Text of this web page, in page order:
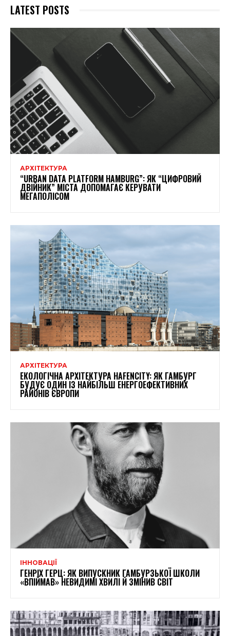
LATEST POSTS
АРХІТЕКТУРА
“URBAN DATA PLATFORM HAMBURG”: ЯК “ЦИФРОВИЙ
ДВІЙНИК” МІСТА ДОПОМАГАЄ КЕРУВАТИ
МЕГАПОЛІСОМ
АРХІТЕКТУРА
ЕКОЛОГІЧНА АРХІТЕКТУРА HAFENCITY: ЯК ГАМБУРГ
БУДУЄ ОДИН ІЗ НАЙБІЛЬШ ЕНЕРГОЕФЕКТИВНИХ
РАЙОНІВ ЄВРОПИ
ІННОВАЦІЇ
ГЕНРІХ ГЕРЦ: ЯК ВИПУСКНИК ГАМБУРЗЬКОЇ ШКОЛИ
«ВПІЙМАВ» НЕВИДИМІ ХВИЛІ Й ЗМІНИВ СВІТ